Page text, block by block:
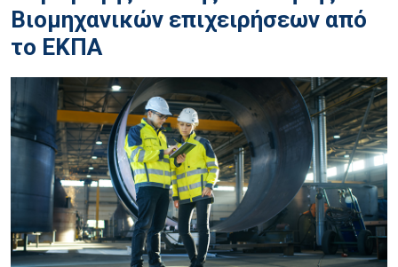
Βιομηχανικών επιχειρήσεων από
το ΕΚΠΑ